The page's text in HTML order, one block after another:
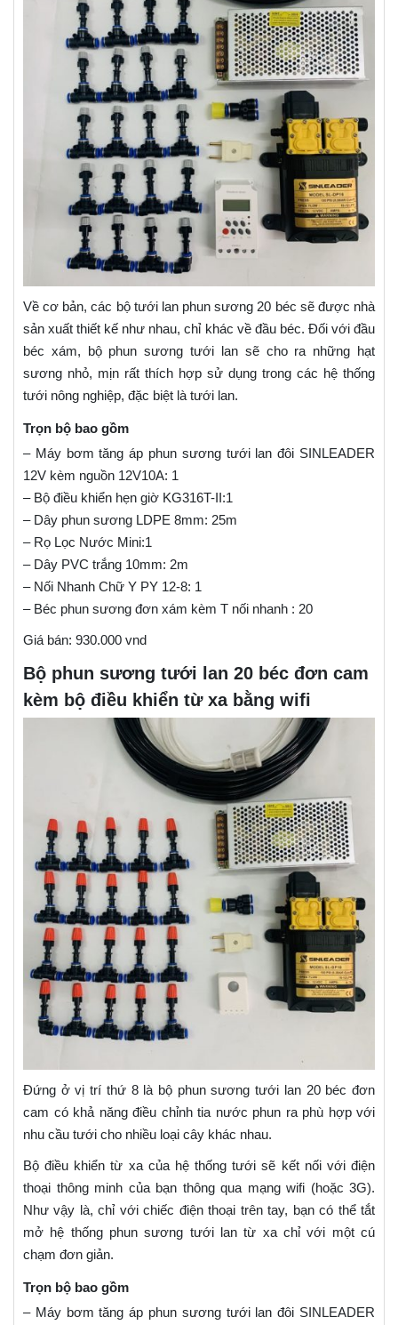
Về cơ bản, các bộ tưới lan phun sương 20 béc sẽ được nhà
sản xuất thiết kế như nhau, chỉ khác về đầu béc. Đối với đầu
béc xám, bộ phun sương tưới lan sẽ cho ra những hạt
sương nhỏ, mịn rất thích hợp sử dụng trong các hệ thống
tưới nông nghiệp, đặc biệt là tưới lan.
Trọn bộ bao gồm
– Máy bơm tăng áp phun sương tưới lan đôi SINLEADER
12V kèm nguồn 12V10A: 1
– Bộ điều khiển hẹn giờ KG316T-II:1
– Dây phun sương LDPE 8mm: 25m
– Rọ Lọc Nước Mini:1
– Dây PVC trắng 10mm: 2m
– Nối Nhanh Chữ Y PY 12-8: 1
– Béc phun sương đơn xám kèm T nối nhanh : 20
Giá bán: 930.000 vnd
Bộ phun sương tưới lan 20 béc đơn cam
kèm bộ điều khiển từ xa bằng wifi
Đứng ở vị trí thứ 8 là bộ phun sương tưới lan 20 béc đơn
cam có khả năng điều chỉnh tia nước phun ra phù hợp với
nhu cầu tưới cho nhiều loại cây khác nhau.
Bộ điều khiển từ xa của hệ thống tưới sẽ kết nối với điện
thoại thông minh của bạn thông qua mạng wifi (hoặc 3G).
Như vậy là, chỉ với chiếc điện thoại trên tay, bạn có thể tắt
mở hệ thống phun sương tưới lan từ xa chỉ với một cú
chạm đơn giản.
Trọn bộ bao gồm
– Máy bơm tăng áp phun sương tưới lan đôi SINLEADER